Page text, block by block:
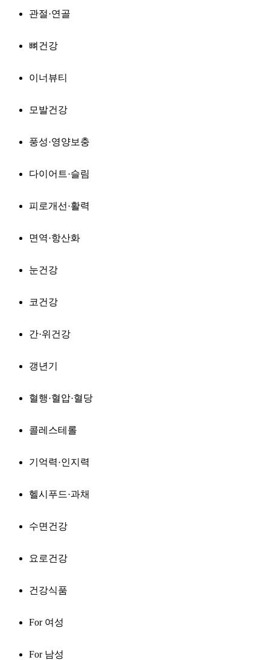
관절·연골
뼈건강
이너뷰티
모발건강
풍성·영양보충
다이어트·슬림
피로개선·활력
면역·항산화
눈건강
코건강
간·위건강
갱년기
혈행·혈압·혈당
콜레스테롤
기억력·인지력
헬시푸드·과채
수면건강
요로건강
건강식품
For 여성
For 남성